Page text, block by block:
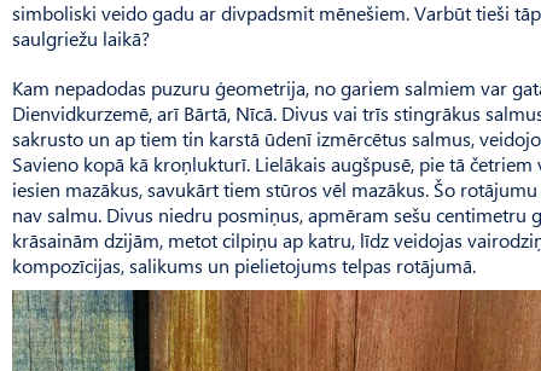
simboliski veido gadu ar divpadsmit mēnešiem. Varbūt tieši
saulgriežu laikā?
Kam nepadodas puzuru ģeometrija, no gariem salmiem var
Dienvidkurzemē, arī Bārtā, Nīcā. Divus vai trīs stingrākus
sakrusto un ap tiem tin karstā ūdenī izmērcētus salmus,
Savieno kopā kā kroņlukturī. Lielākais augšpusē, pie tā
iesien mazākus, savukārt tiem stūros vēl mazākus. Šo
nav salmu. Divus niedru posmiņus, apmēram sešu centimetru
krāsainām dzijām, metot cilpiņu ap katru, līdz veidojas
kompozīcijas, salikums un pielietojums telpas rotājumā.